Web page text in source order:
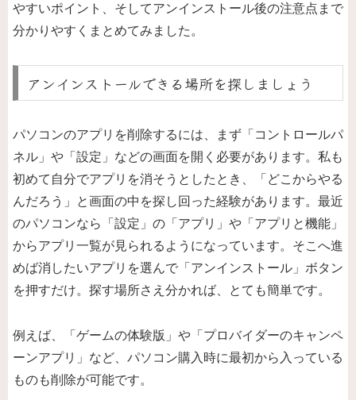
やすいポイント、そしてアンインストール後の注意点まで
分かりやすくまとめてみました。
アンインストールできる場所を探しましょう
パソコンのアプリを削除するには、まず「コントロールパ
ネル」や「設定」などの画面を開く必要があります。私も
初めて自分でアプリを消そうとしたとき、「どこからやる
んだろう」と画面の中を探し回った経験があります。最近
のパソコンなら「設定」の「アプリ」や「アプリと機能」
からアプリ一覧が見られるようになっています。そこへ進
めば消したいアプリを選んで「アンインストール」ボタン
を押すだけ。探す場所さえ分かれば、とても簡単です。
例えば、「ゲームの体験版」や「プロバイダーのキャンペ
ーンアプリ」など、パソコン購入時に最初から入っている
ものも削除が可能です。